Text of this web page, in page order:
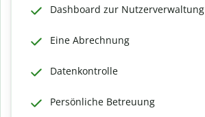
Dashboard zur Nutzerverwaltung
Eine Abrechnung
Datenkontrolle
Persönliche Betreuung